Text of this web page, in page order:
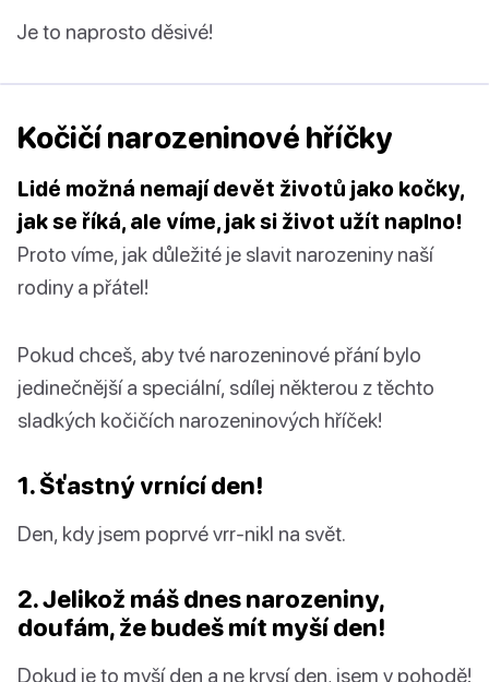
Je to naprosto děsivé!
Kočičí narozeninové hříčky
Lidé možná nemají devět životů jako kočky,
jak se říká, ale víme, jak si život užít naplno!
Proto víme, jak důležité je slavit narozeniny naší
rodiny a přátel!
Pokud chceš, aby tvé narozeninové přání bylo
jedinečnější a speciální, sdílej některou z těchto
sladkých kočičích narozeninových hříček!
1. Šťastný vrnící den!
Den, kdy jsem poprvé vrr-nikl na svět.
2. Jelikož máš dnes narozeniny,
doufám, že budeš mít myší den!
Dokud je to myší den a ne krysí den, jsem v pohodě!